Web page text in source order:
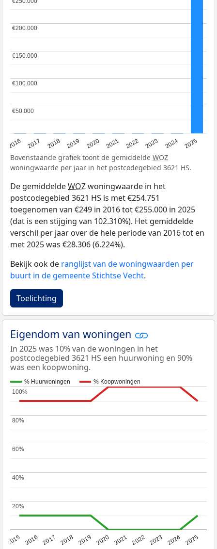
2016 2017 2018 2019 2020 2021 2022 2023 2024 2025
€50.000
€50.000
€100.000
€100.000
€150.000
€150.000
€200.000
€200.000
Bovenstaande grafiek toont de gemiddelde WOZ
woningwaarde per jaar in het postcodegebied 3621 HS.
De gemiddeldeWOZwoningwaarde in het
postcodegebied 3621 HS is met €254.751
toegenomen van €249 in 2016 tot €255.000 in 2025
(dat is een stijging van 102.310%). Het gemiddelde
verschil per jaar over de hele periode van 2016 tot en
met 2025 was €28.306 (6.224%).
Bekijk ook de ranglijst van de woningwaarden per
buurt in de gemeente Stichtse Vecht.
Toelichting
Eigendom van woningen
In 2025 was 10% van de woningen in het
postcodegebied 3621 HS een huurwoning en 90%
was een koopwoning.
% Huurwoningen % Koopwoningen
2015 2016 2017 2018 2019 2020 2021 2022 2023 2024 2025
20%
20%
40%
40%
60%
60%
80%
80%
100%
100%